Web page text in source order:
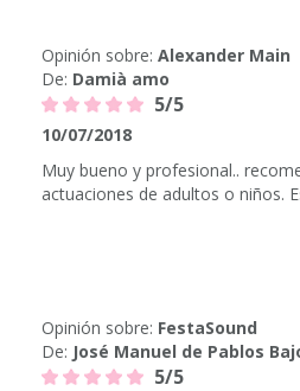
Opinión sobre: Alexander Main
De: Damià amo
5/5
10/07/2018
Muy bueno y profesional..
actuaciones de adultos o niños.
Opinión sobre: FestaSound
De: José Manuel de Pablos
5/5